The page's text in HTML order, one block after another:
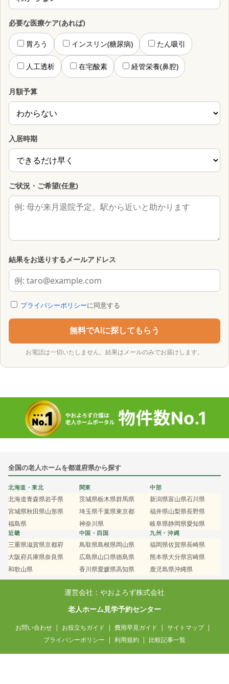
必要な医療ケア(あれば)
胃ろう インスリン(糖尿病) たん吸引
人工透析 在宅酸素 経管栄養(鼻腔)
月額予算
入居時期
ご状況・ご希望(任意)
結果をお送りするメールアドレス
プライバシーポリシーに同意する
無料でAIに探してもらう
お電話は一切いたしません。結果はメールのみでお届けします。
全国の老人ホームを都道府県から探す
北海道・東北
北海道青森県岩手県
宮城県秋田県山形県
福島県
関東
茨城県栃木県群馬県
埼玉県千葉県東京都
神奈川県
中部
新潟県富山県石川県
福井県山梨県長野県
岐阜県静岡県愛知県
近畿
三重県滋賀県京都府
大阪府兵庫県奈良県
和歌山県
中国・四国
鳥取県島根県岡山県
広島県山口県徳島県
香川県愛媛県高知県
九州・沖縄
福岡県佐賀県長崎県
熊本県大分県宮崎県
鹿児島県沖縄県
運営会社：やおよろず株式会社
老人ホーム見学予約センター
お問い合わせ お役立ちガイド 費用早見ガイド
サイトマップ
プライバシーポリシー
利用規約 比較記事一覧